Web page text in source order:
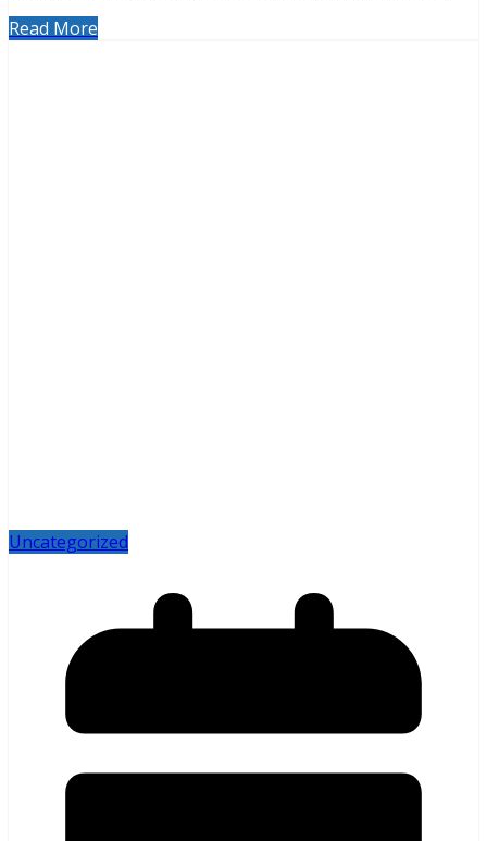
Read More
Uncategorized